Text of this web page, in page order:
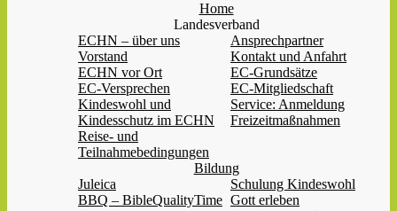
Home
Landesverband
ECHN – über uns
Ansprechpartner
Vorstand
Kontakt und Anfahrt
ECHN vor Ort
EC-Grundsätze
EC-Versprechen
EC-Mitgliedschaft
Kindeswohl und
Kindesschutz im ECHN
Service: Anmeldung
Freizeitmaßnahmen
Reise- und
Teilnahmebedingungen
Bildung
Juleica
Schulung Kindeswohl
BBQ – BibleQualityTime Gott erleben